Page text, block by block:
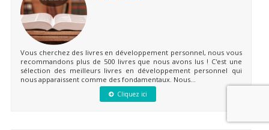
Vous cherchez des livres en développement personnel, nous vous
recommandons plus de 500 livres que nous avons lus ! C'est une
sélection des meilleurs livres en développement personnel qui
nous apparaissent comme des fondamentaux. Nous...
Cliquez ici